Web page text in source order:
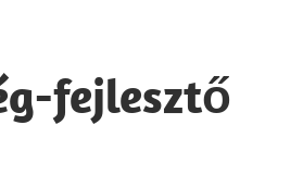
fejlesztő